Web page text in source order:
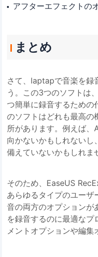
アフターエフェクトの
まとめ
さて、laptapで音楽を録
う。この3つのソフトは
つ簡単に録音するための
のソフトはどれも最高の
所があります。例えば
向かないかもしれない
備えていないかもしれま
そのため、EaseUS
あらゆるタイプのユーザ
音の両方のオプションが
を録音するのに最適なプ
メントオプションや編集